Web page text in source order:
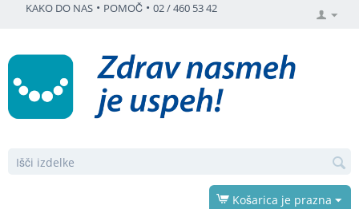
KAKO DO NAS • POMOČ • 02 / 460 53 42
Košarica je prazna